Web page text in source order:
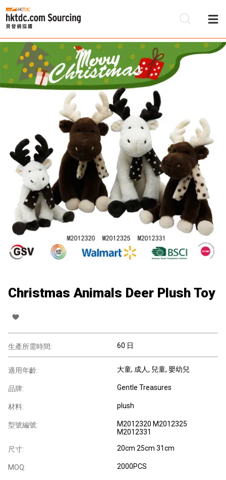
Christmas Animals Deer Plush Toy
生產所需時間: 60 日
適用年齡: 大童, 成人, 兒童, 嬰幼兒
品牌: Gentle Treasures
材料: plush
型號編號:
M2012320 M2012325
M2012331
尺寸: 20cm 25cm 31cm
MOQ: 2000PCS